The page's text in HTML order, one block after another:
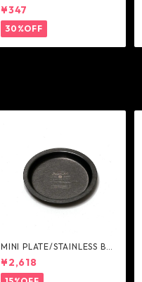
AY STAND - 5050WORKSH
OP
¥347
30%OFF
MINI PLATE/STAINLESS BLA
CK - AS2OV
¥2,618